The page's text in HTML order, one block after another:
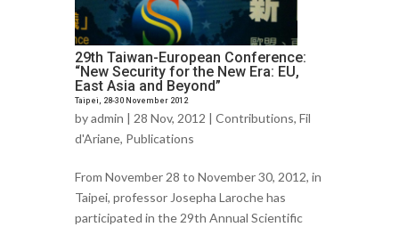
29th Taiwan-European Conference:
“New Security for the New Era: EU,
East Asia and Beyond”
Taipei, 28-30 November 2012
byadmin | 28 Nov, 2012 | Contributions, Fil
d'Ariane, Publications
From November 28 to November 30, 2012, in
Taipei, professor Josepha Laroche has
participated in the 29th Annual Scientific